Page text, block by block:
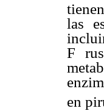
las
F
en